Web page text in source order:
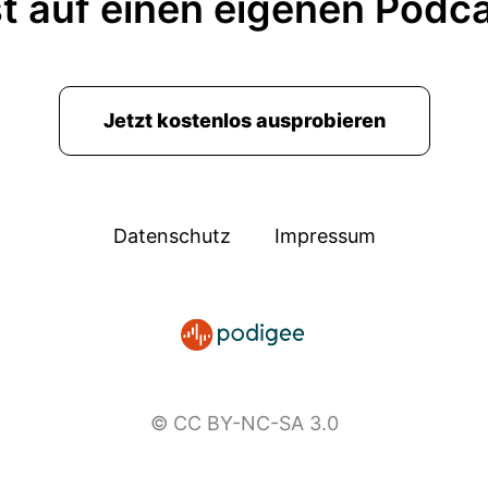
Jetzt kostenlos ausprobieren
Datenschutz Impressum
© CC BY-NC-SA 3.0